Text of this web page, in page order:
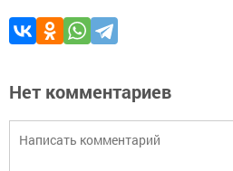
Нет комментариев